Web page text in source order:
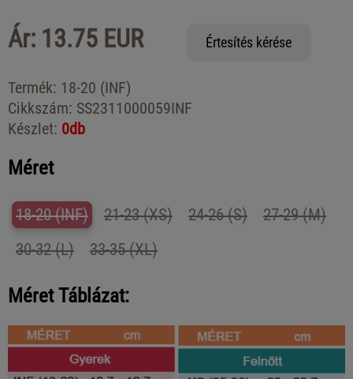
Ár: 13.75 EUR Értesítés kérése
Termék: 18-20 (INF)
Cikkszám: SS2311000059INF
Készlet: 0db
Méret
18-20 (INF) 21-23 (XS) 24-26 (S)
27-29 (M)
30-32 (L)
33-35 (XL)
Méret Táblázat: